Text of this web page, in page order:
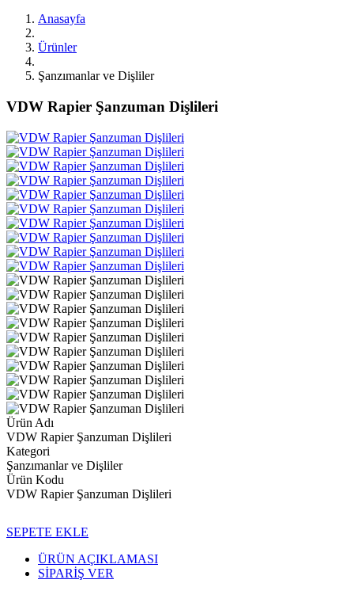
Anasayfa
Ürünler
Şanzımanlar ve Dişliler
VDW Rapier Şanzuman Dişlileri
Ürün Adı
VDW Rapier Şanzuman Dişlileri
Kategori
Şanzımanlar ve Dişliler
Ürün Kodu
VDW Rapier Şanzuman Dişlileri
SEPETE EKLE
ÜRÜN AÇIKLAMASI
SİPARİŞ VER